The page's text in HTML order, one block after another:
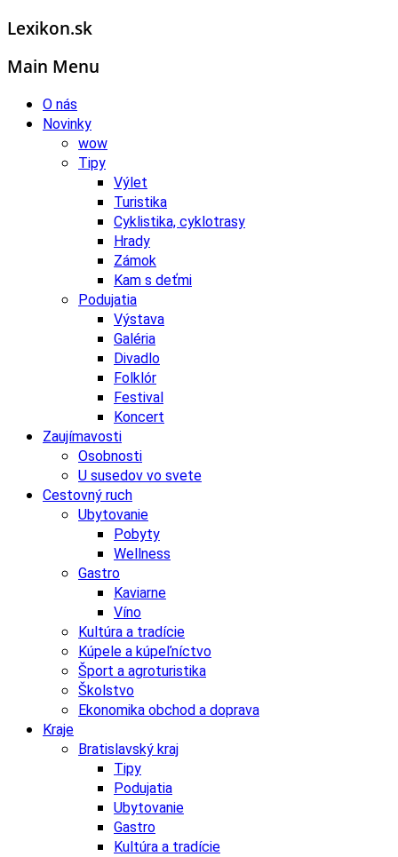
Lexikon.sk
Main Menu
O nás
Novinky
wow
Tipy
Výlet
Turistika
Cyklistika, cyklotrasy
Hrady
Zámok
Kam s deťmi
Podujatia
Výstava
Galéria
Divadlo
Folklór
Festival
Koncert
Zaujímavosti
Osobnosti
U susedov vo svete
Cestovný ruch
Ubytovanie
Pobyty
Wellness
Gastro
Kaviarne
Víno
Kultúra a tradície
Kúpele a kúpeľníctvo
Šport a agroturistika
Školstvo
Ekonomika obchod a doprava
Kraje
Bratislavský kraj
Tipy
Podujatia
Ubytovanie
Gastro
Kultúra a tradície